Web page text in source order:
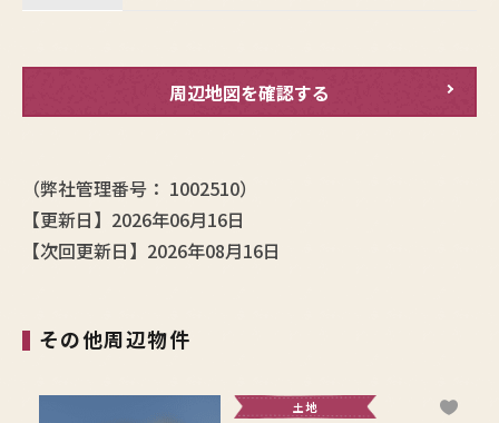
周辺地図を確認する
（弊社管理番号： 1002510）
【更新日】2026年06月16日
【次回更新日】2026年08月16日
その他周辺物件
土地